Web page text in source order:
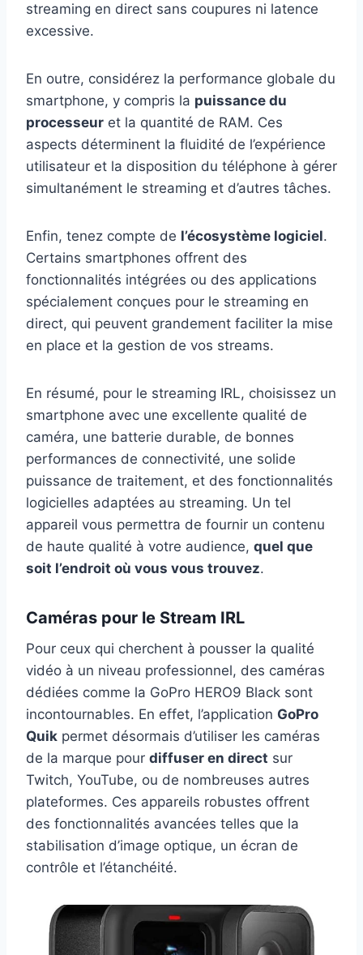
streaming en direct sans coupures ni latence
excessive.
En outre, considérez la performance globale du
smartphone, y compris la puissance du
processeur et la quantité de RAM. Ces
aspects déterminent la fluidité de l’expérience
utilisateur et la disposition du téléphone à gérer
simultanément le streaming et d’autres tâches.
Enfin, tenez compte de l’écosystème logiciel.
Certains smartphones offrent des
fonctionnalités intégrées ou des applications
spécialement conçues pour le streaming en
direct, qui peuvent grandement faciliter la mise
en place et la gestion de vos streams.
En résumé, pour le streaming IRL, choisissez un
smartphone avec une excellente qualité de
caméra, une batterie durable, de bonnes
performances de connectivité, une solide
puissance de traitement, et des fonctionnalités
logicielles adaptées au streaming. Un tel
appareil vous permettra de fournir un contenu
de haute qualité à votre audience, quel que
soit l’endroit où vous vous trouvez.
Caméras pour le Stream IRL
Pour ceux qui cherchent à pousser la qualité
vidéo à un niveau professionnel, des caméras
dédiées comme la GoPro HERO9 Black sont
incontournables. En effet, l’application GoPro
Quik permet désormais d’utiliser les caméras
de la marque pour diffuser en direct sur
Twitch, YouTube, ou de nombreuses autres
plateformes. Ces appareils robustes offrent
des fonctionnalités avancées telles que la
stabilisation d’image optique, un écran de
contrôle et l’étanchéité.